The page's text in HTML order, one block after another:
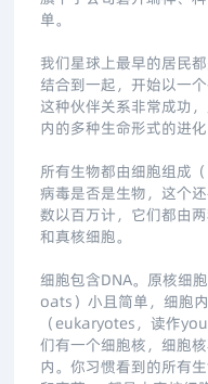
单。
我们星球上最早的居民
结合到一起，开始以一
这种伙伴关系非常成功
内的多种生命形式的进化
所有生物都由细胞组成
病毒是否是生物，这个
数以百万计，它们都由
和真核细胞。
细胞包含DNA。原核细
oats）小且简单，细胞
（eukaryotes，读作
们有一个细胞核，细胞
内。你习惯看到的所有